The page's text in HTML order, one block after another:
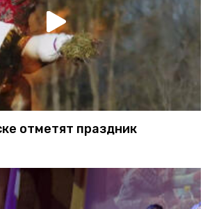
отметят праздник